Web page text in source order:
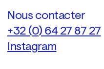
Nous contacter
+32 (0) 64 27 87 27
Instagram